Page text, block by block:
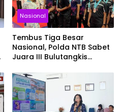
Nasional
Tembus Tiga Besar
Nasional, Polda NTB Sabet
Juara III Bulutangkis